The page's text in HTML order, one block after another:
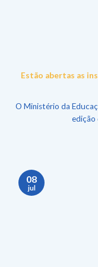
Estão abertas as
O Ministério da
edição
08
jul